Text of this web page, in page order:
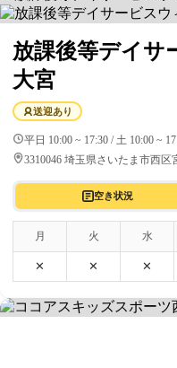
放課後等デイサ
大宮
送迎あり
平日 10:00 ~ 17:30 / 土 10:00 ~
3310046 埼玉県さいたま市西
空き状況
月 火 水
✕ ✕ ✕